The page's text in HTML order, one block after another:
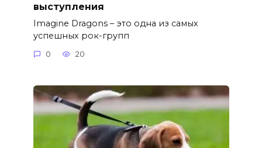
выступления
Imagine Dragons – это одна из самых
успешных рок-групп
0 20